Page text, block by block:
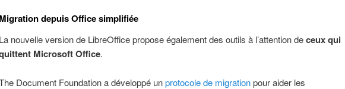
Migration depuis Office simplifiée
La nouvelle version de LibreOffice propose également des outils à l’attention deceux qui
Microsoft Office.
Document Foundation a développé unprotocole de migrationpour aider les